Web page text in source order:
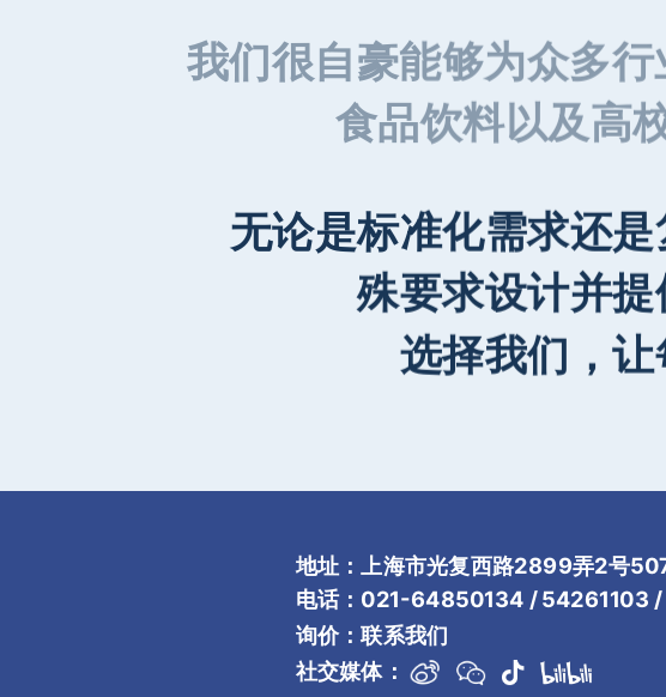
我们很自豪能够为众多行
食品饮料以及高
无论是标准化需求还
殊要求设计并提
选择我们，让
地址：上海市光复西路2899弄2号
电话：021-64850134 / 54261103
社交媒体：
询价：联系我们